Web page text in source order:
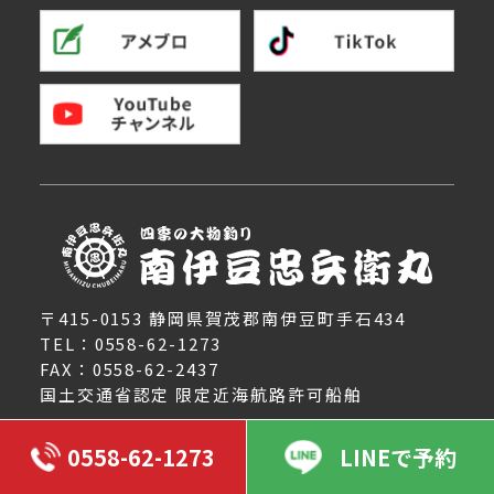
〒415-0153 静岡県賀茂郡南伊豆町手石434
TEL：0558-62-1273
FAX：0558-62-2437
国土交通省認定 限定近海航路許可船舶
忠兵衛丸紹介 釣域と釣り物
0558-62-1273 LINEで予約